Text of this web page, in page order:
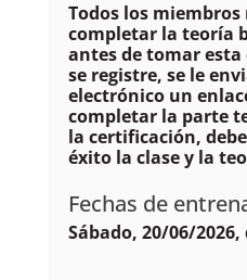
Todos los
completar la teoría
antes de tomar esta
se registre, se le
electrónico un
completar la parte
la certificación,
éxito la clase y la
Fechas de
Sábado, 20/06/2026,